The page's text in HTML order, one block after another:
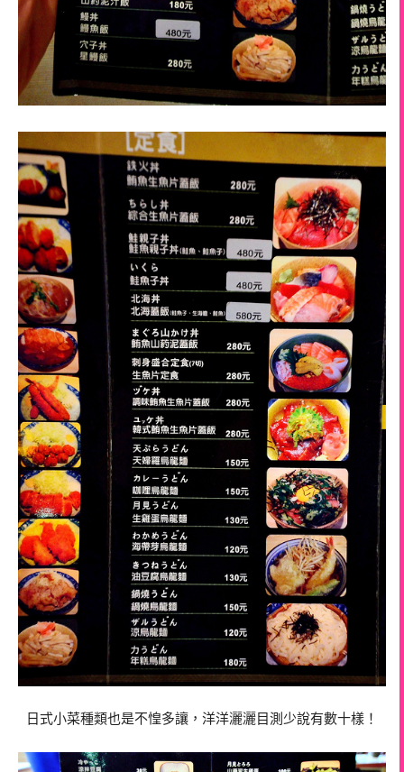
日式小菜種類也是不惶多讓，洋洋灑灑目測少說有數十樣！